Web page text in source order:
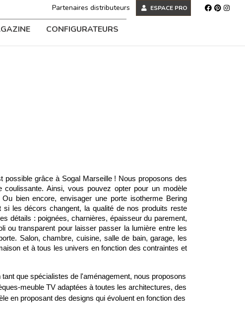
Partenaires distributeurs ESPACE PRO
CONFIGURATEURS
possible grâce à Sogal Marseille ! Nous proposons des
Ainsi, vous pouvez opter pour un modèle
bien encore, envisager une porte isotherme Bering
si les décors changent, la qualité de nos produits reste
détails : poignées, charnières, épaisseur du parement,
ou transparent pour laisser passer la lumière entre les
Salon, chambre, cuisine, salle de bain, garage, les
et à tous les univers en fonction des contraintes et
tant que spécialistes de l'aménagement, nous proposons
meuble TV adaptées à toutes les architectures, des
en proposant des designs qui évoluent en fonction des